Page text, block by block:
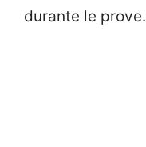
durante le prove.